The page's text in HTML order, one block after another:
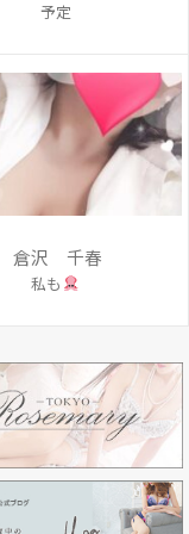
予定
倉沢 千春
私も